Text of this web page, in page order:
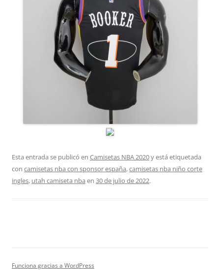
Esta entrada se publicó en Camisetas NBA 2020y está etiquetada
con camisetas nba con sponsor españa,camisetas nba niño corte
ingles, utah camiseta nba en 30 de julio de 2022.
Funciona gracias a WordPress